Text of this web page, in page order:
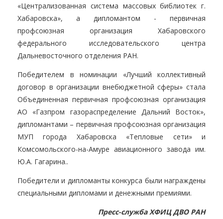
«Централизованная система массовых библиотек г.
Хабаровска», а дипломантом - первичная
профсоюзная организация Хабаровского
федерального исследовательского центра
Дальневосточного отделения РАН.
Победителем в номинации «Лучший коллективный
договор в организации внебюджетной сферы» стала
Объединенная первичная профсоюзная организация
АО «Газпром газораспределение Дальний Восток»,
дипломантами – первичная профсоюзная организация
МУП города Хабаровска «Тепловые сети» и
Комсомольского-на-Амуре авиационного завода им.
Ю.А. Гагарина..
Победители и дипломанты конкурса были награждены
специальными дипломами и денежными премиями.
Пресс-служба ХФИЦ ДВО РАН